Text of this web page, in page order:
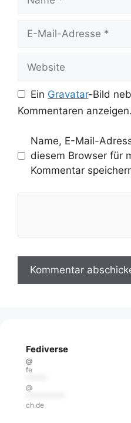
Website
Ein Gravatar-Bild
Kommentaren anzeigen.
Name, E-Mail-
diesem Browser für
Kommentar
Fediverse
@
fe
@
ch.de